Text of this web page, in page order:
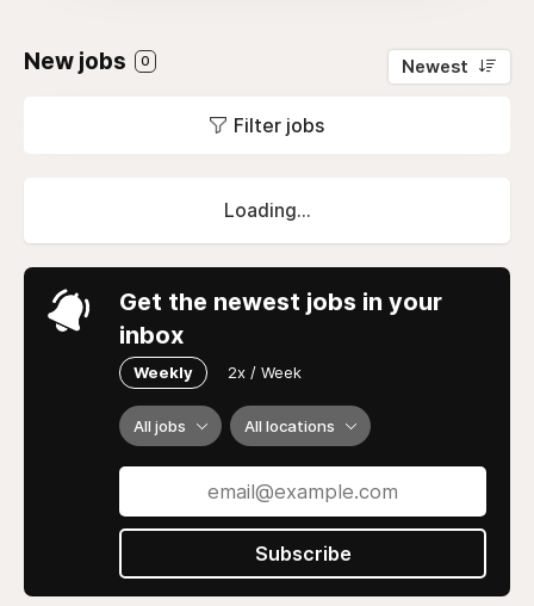
New jobs 0 Newest
Filter jobs
Loading...
Get the newest jobs in your
inbox
Weekly 2x / Week
All jobs All locations
Subscribe